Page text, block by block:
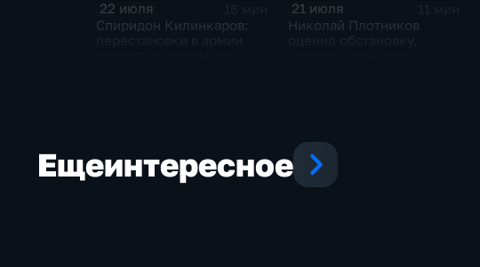
22 июля
Спиридон Килинкаров:
21 июля
Николай Плотников
Ещеинтересное